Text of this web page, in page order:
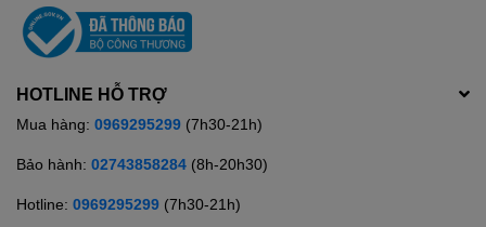
HOTLINE HỖ TRỢ
Mua hàng: 0969295299 (7h30-21h)
Bảo hành: 02743858284 (8h-20h30)
Hotline: 0969295299 (7h30-21h)